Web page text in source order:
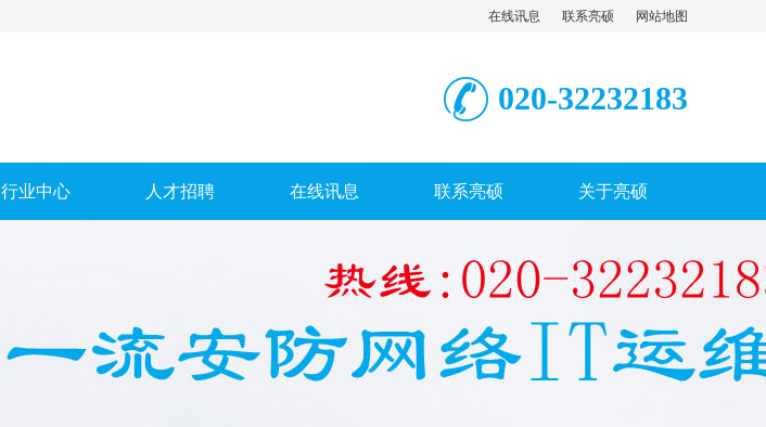
在线讯息 联系亮硕 网站地图
020-32232183
行业中心 人才招聘 在线讯息 联系亮硕 关于亮硕